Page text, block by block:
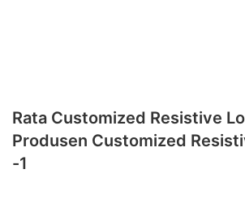
Rata Customized Resistive
Produsen Customized
-1